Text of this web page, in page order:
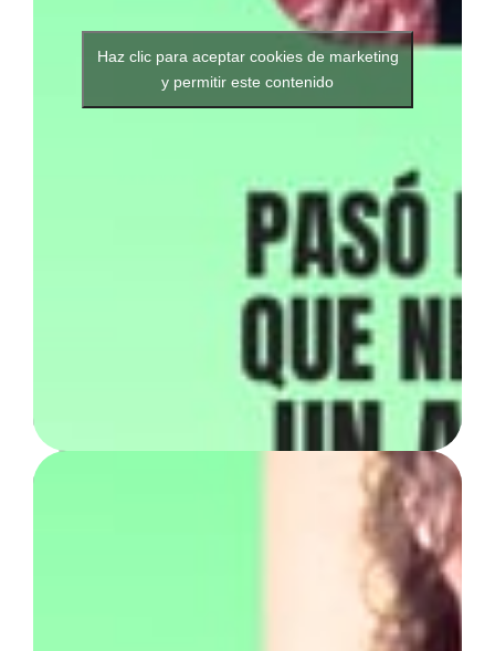
Haz clic para aceptar cookies de marketing
y permitir este contenido